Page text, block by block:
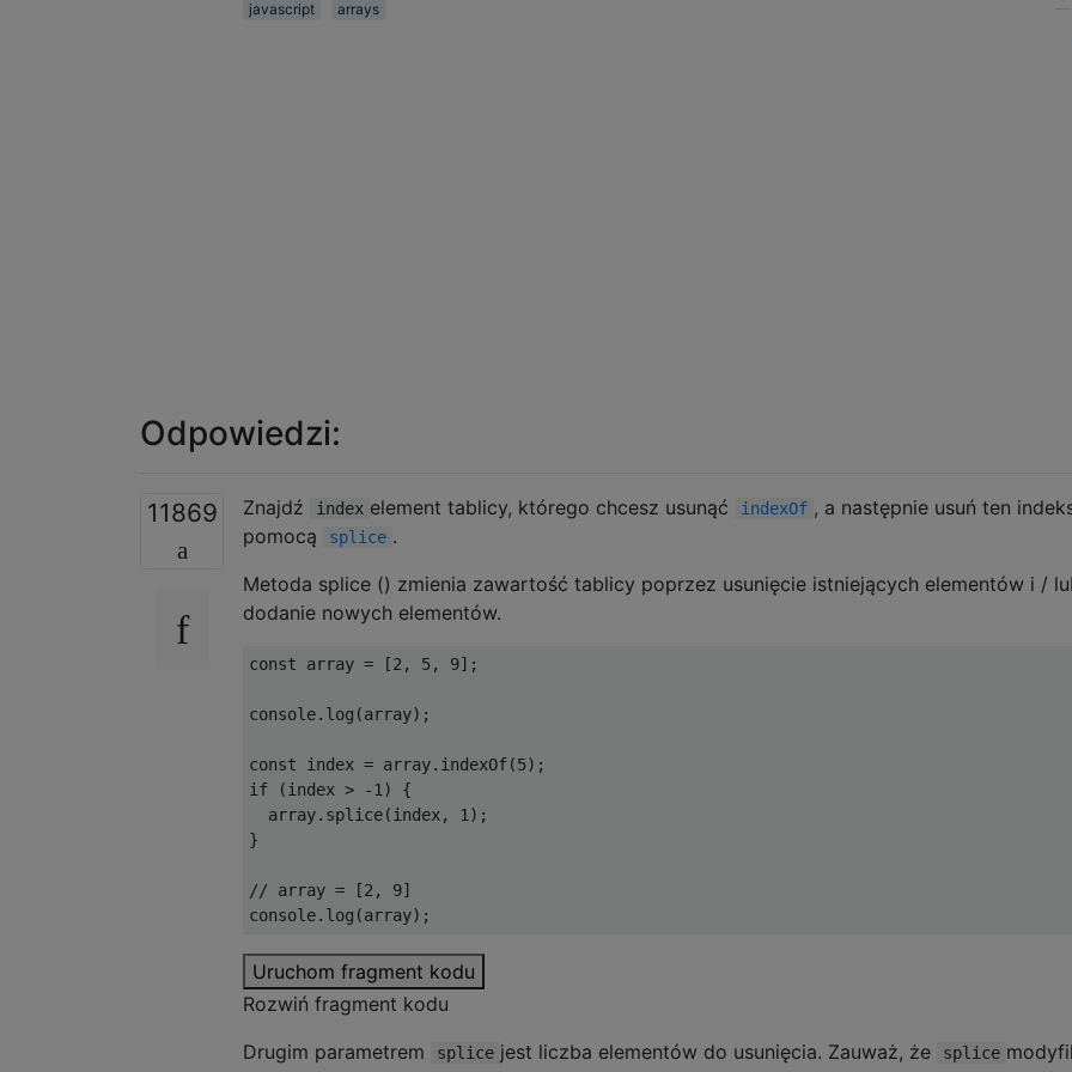
javascript arrays
Odpowiedzi:
11869 Znajdź index element tablicy, którego chcesz usunąć indexOf , a następnie usuń ten
pomocą
splice .
Metoda splice () zmienia zawartość tablicy poprzez usunięcie istniejących elementów i /
dodanie nowych elementów.
const array = [2 , 5, 9];
console. log (array);
const index = array. indexOf(5);
if
(index > -1 )
{
  array
. splice(index, 1 );
}
// array = [2, 9]
console. log (array);
Uruchom fragment kodu
Rozwiń fragment kodu
Drugim parametrem
splice jest liczba elementów do usunięcia. Zauważ, że splice